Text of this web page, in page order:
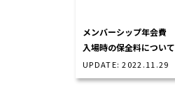
メンバーシップ年会費
入場時の保全料について
UPDATE: 2022.11.29